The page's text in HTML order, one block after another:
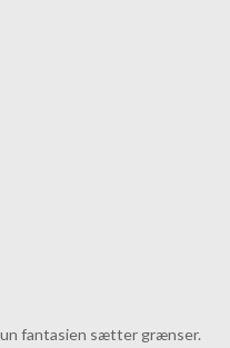
fantasien sætter grænser.